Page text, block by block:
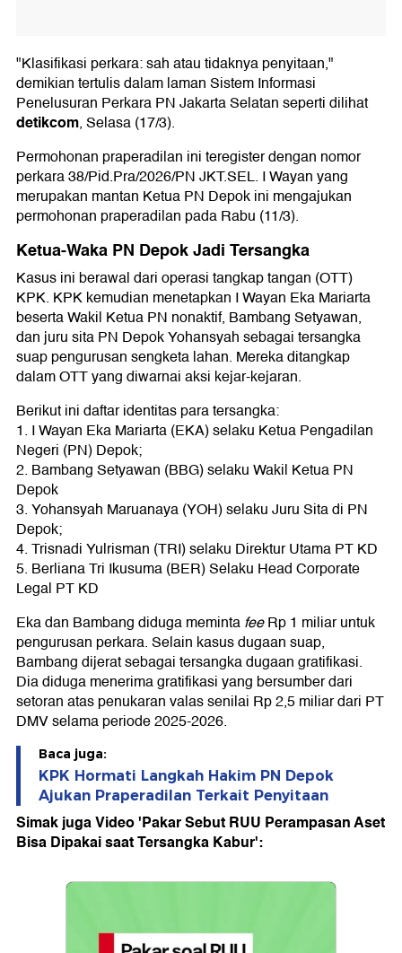
"Klasifikasi perkara: sah atau tidaknya penyitaan,"
demikian tertulis dalam laman Sistem Informasi
Penelusuran Perkara PN Jakarta Selatan seperti dilihat
detikcom, Selasa (17/3).
Permohonan praperadilan ini teregister dengan nomor
perkara 38/Pid.Pra/2026/PN JKT.SEL. I Wayan yang
merupakan mantan Ketua PN Depok ini mengajukan
permohonan praperadilan pada Rabu (11/3).
Ketua-Waka PN Depok Jadi Tersangka
Kasus ini berawal dari operasi tangkap tangan (OTT)
KPK. KPK kemudian menetapkan I Wayan Eka Mariarta
beserta Wakil Ketua PN nonaktif, Bambang Setyawan,
dan juru sita PN Depok Yohansyah sebagai tersangka
suap pengurusan sengketa lahan. Mereka ditangkap
dalam OTT yang diwarnai aksi kejar-kejaran.
Berikut ini daftar identitas para tersangka:
1. I Wayan Eka Mariarta (EKA) selaku Ketua Pengadilan
Negeri (PN) Depok;
2. Bambang Setyawan (BBG) selaku Wakil Ketua PN
Depok
3. Yohansyah Maruanaya (YOH) selaku Juru Sita di PN
Depok;
4. Trisnadi Yulrisman (TRI) selaku Direktur Utama PT KD
5. Berliana Tri Ikusuma (BER) Selaku Head Corporate
Legal PT KD
Eka dan Bambang diduga memintafeeRp 1 miliar untuk
pengurusan perkara. Selain kasus dugaan suap,
Bambang dijerat sebagai tersangka dugaan gratifikasi.
Dia diduga menerima gratifikasi yang bersumber dari
setoran atas penukaran valas senilai Rp 2,5 miliar dari PT
DMV selama periode 2025-2026.
Baca juga:
KPK Hormati Langkah Hakim PN Depok
Ajukan Praperadilan Terkait Penyitaan
Simak juga Video 'Pakar Sebut RUU Perampasan Aset
Bisa Dipakai saat Tersangka Kabur':